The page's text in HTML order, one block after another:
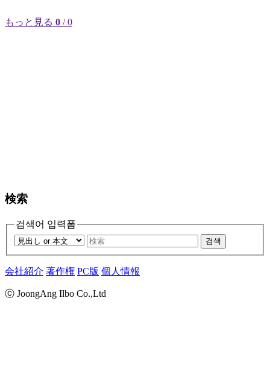
もっと見る 0 / 0
検索
검색어 입력폼
검색
会社紹介 著作権 PC版 個人情報
ⓒ JoongAng Ilbo Co.,Ltd